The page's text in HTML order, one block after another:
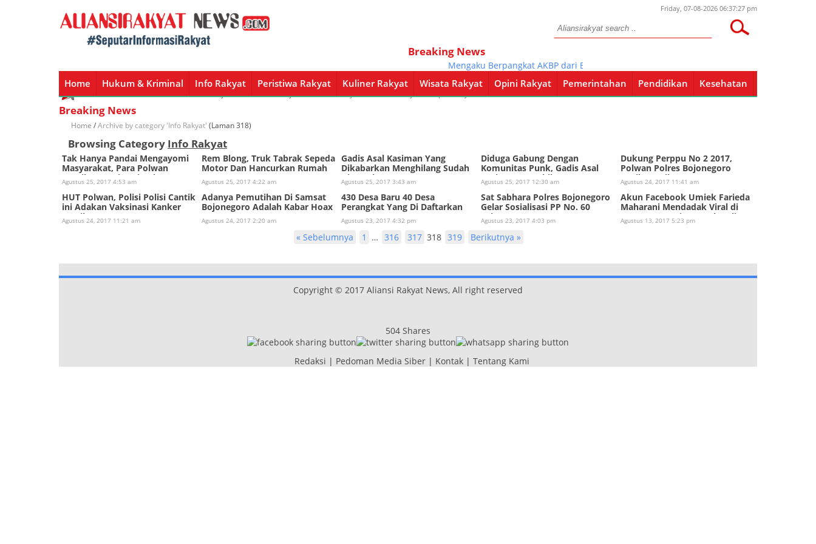
Friday, 07-08-2026 06:37:27 pm
Breaking News
Mengaku Berpangkat AKBP dari BIN, Alex diciduk oleh Intel Kodim Ciamis
Home Hukum & Kriminal Info Rakyat Peristiwa Rakyat Kuliner Rakyat Wisata Rakyat Opini Rakyat Pemerintahan Pendidikan Kesehatan
Home Hukum & Kriminal Info Rakyat Peristiwa Rakyat Kuliner Rakyat Wisata Rakyat Opini Rakyat Pemerintahan Pendidikan Kesehatan
Breaking News
Home /Archive by category 'Info Rakyat' (Laman 318)
Browsing Category Info Rakyat
Tak Hanya Pandai Mengayomi
Masyarakat, Para Polwan
Cantik Juga Piawai Dalam
Bermain Hadroh
Agustus 25, 2017 4:53 am
Rem Blong, Truk Tabrak Sepeda
Motor Dan Hancurkan Rumah
Agustus 25, 2017 4:22 am
Gadis Asal Kasiman Yang
Dikabarkan Menghilang Sudah
Ditemukan
Agustus 25, 2017 3:43 am
Diduga Gabung Dengan
Komunitas Punk, Gadis Asal
Kasiman Menghilang
Agustus 25, 2017 12:30 am
Dukung Perppu No 2 2017,
Polwan Polres Bojonegoro
Bagikan Stiker
Agustus 24, 2017 11:41 am
HUT Polwan, Polisi Polisi Cantik
ini Adakan Vaksinasi Kanker
Serviks
Agustus 24, 2017 11:21 am
Adanya Pemutihan Di Samsat
Bojonegoro Adalah Kabar Hoax
Agustus 24, 2017 2:20 am
430 Desa Baru 40 Desa
Perangkat Yang Di Daftarkan
JKN
Agustus 23, 2017 4:32 pm
Sat Sabhara Polres Bojonegoro
Gelar Sosialisasi PP No. 60
Tahun 2016
Agustus 23, 2017 4:03 pm
Akun Facebook Umiek Farieda
Maharani Mendadak Viral di
Group Komunitas Anak Asli
Pati
Agustus 13, 2017 5:23 pm
« Sebelumnya 1 … 316 317 318 319 Berikutnya »
Copyright © 2017 Aliansi Rakyat News, All right reserved
504 Shares
Redaksi | Pedoman Media Siber| Kontak| Tentang Kami